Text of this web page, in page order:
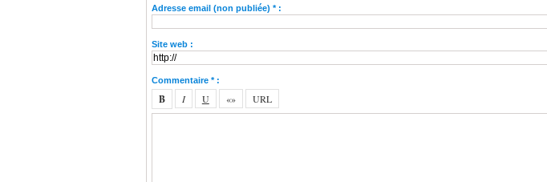
Adresse email (non publiée) * :
Site web :
Commentaire * :